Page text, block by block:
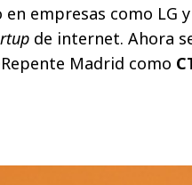
en empresas como LG
de internet. Ahora
Madrid como